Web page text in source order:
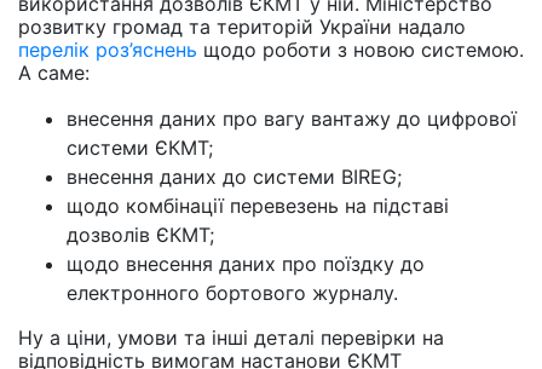
розвитку громад та територій України надало
перелік роз’яснень щодо роботи з новою системою.
А саме:
внесення даних про вагу вантажу до цифрової
системи ЄКМТ;
внесення даних до системи BIREG;
щодо комбінації перевезень на підставі
дозволів ЄКМТ;
щодо внесення даних про поїздку до
електронного бортового журналу.
Ну а ціни, умови та інші деталі перевірки на
відповідність вимогам настанови ЄКМТ